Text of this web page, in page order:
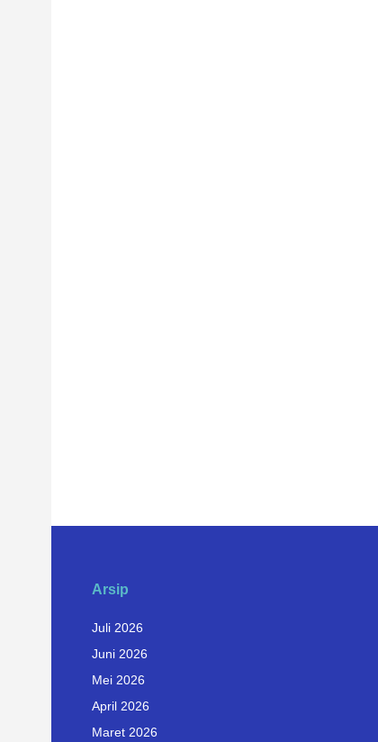
Arsip
Juli 2026
Juni 2026
Mei 2026
April 2026
Maret 2026